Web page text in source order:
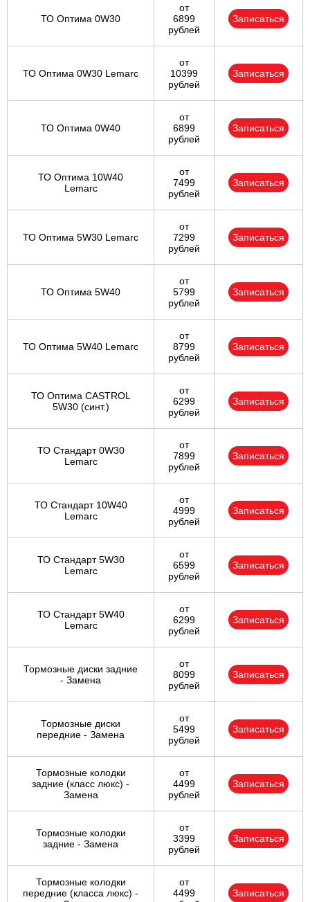
ТО Оптима 0W30
от
6899
рублей
Записаться
ТО Оптима 0W30 Lemarc
от
10399
рублей
Записаться
ТО Оптима 0W40
от
6899
рублей
Записаться
ТО Оптима 10W40
Lemarc
от
7499
рублей
Записаться
ТО Оптима 5W30 Lemarc
от
7299
рублей
Записаться
ТО Оптима 5W40
от
5799
рублей
Записаться
ТО Оптима 5W40 Lemarc
от
8799
рублей
Записаться
ТО Оптима CASTROL
5W30 (синт.)
от
6299
рублей
Записаться
ТО Стандарт 0W30
Lemarc
от
7899
рублей
Записаться
ТО Стандарт 10W40
Lemarc
от
4999
рублей
Записаться
ТО Стандарт 5W30
Lemarc
от
6599
рублей
Записаться
ТО Стандарт 5W40
Lemarc
от
6299
рублей
Записаться
Тормозные диски задние
- Замена
от
8099
рублей
Записаться
Тормозные диски
передние - Замена
от
5499
рублей
Записаться
Тормозные колодки
задние (класс люкс) -
Замена
от
4499
рублей
Записаться
Тормозные колодки
задние - Замена
от
3399
рублей
Записаться
Тормозные колодки
передние (класса люкс) -
от
4499
Записаться